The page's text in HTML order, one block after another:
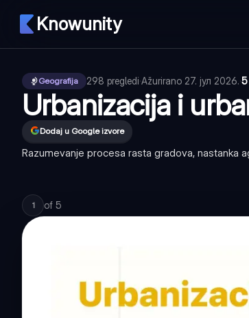
Knowunity
Geografija 298 pregledi·Ažurirano 27. јул 2026.·5
Urbanizacija i
Dodaj u Google izvore
Razumevanje procesa rasta gradova, nastanka
1 of 5